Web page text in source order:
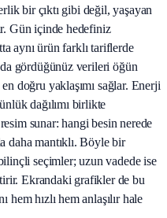
bir çıktı gibi değil, yaşayan
Gün içinde hedefiniz
aynı ürün farklı tariflerde
gördüğünüz verileri öğün
doğru yaklaşımı sağlar. Enerji
dağılımı birlikte
sunar: hangi besin nerede
daha mantıklı. Böyle bir
seçimler; uzun vadede ise
Ekrandaki grafikler de bu
hem hızlı hem anlaşılır hale